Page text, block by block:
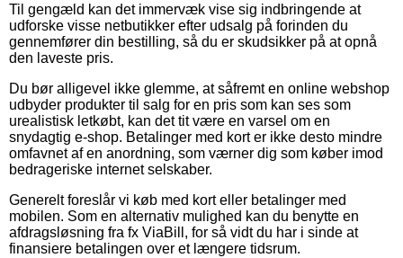
Til gengæld kan det immervæk vise sig indbringende at
udforske visse netbutikker efter udsalg på forinden du
gennemfører din bestilling, så du er skudsikker på at opnå
den laveste pris.
Du bør alligevel ikke glemme, at såfremt en online webshop
udbyder produkter til salg for en pris som kan ses som
urealistisk letkøbt, kan det tit være en varsel om en
snydagtig e-shop. Betalinger med kort er ikke desto mindre
omfavnet af en anordning, som værner dig som køber imod
bedrageriske internet selskaber.
Generelt foreslår vi køb med kort eller betalinger med
mobilen. Som en alternativ mulighed kan du benytte en
afdragsløsning fra fx ViaBill, for så vidt du har i sinde at
finansiere betalingen over et længere tidsrum.